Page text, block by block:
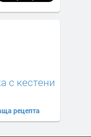
с кестени
рецепта